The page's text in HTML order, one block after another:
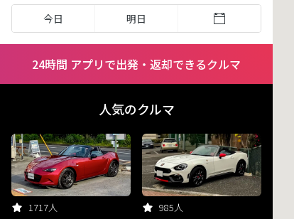
今日 明日
24時間 アプリで出発・返却できるクルマ
人気のクルマ
1717人 985人